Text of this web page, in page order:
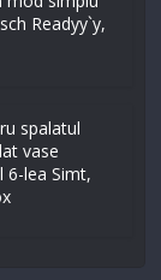
Readyy`y,
spalatul
vase
6-lea Simt,